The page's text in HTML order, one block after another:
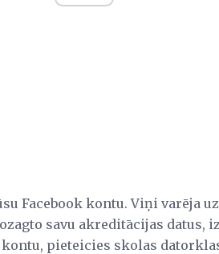
Facebook kontu. Viņi varēja
savu akreditācijas datus,
kontu, pieteicies skolas